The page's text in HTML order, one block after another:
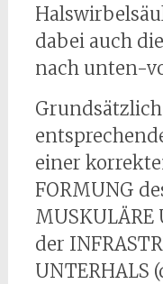
dabei auch
nach unten-
einer
FORMUNG
MUSKULÄRE
der
UNTERHALS